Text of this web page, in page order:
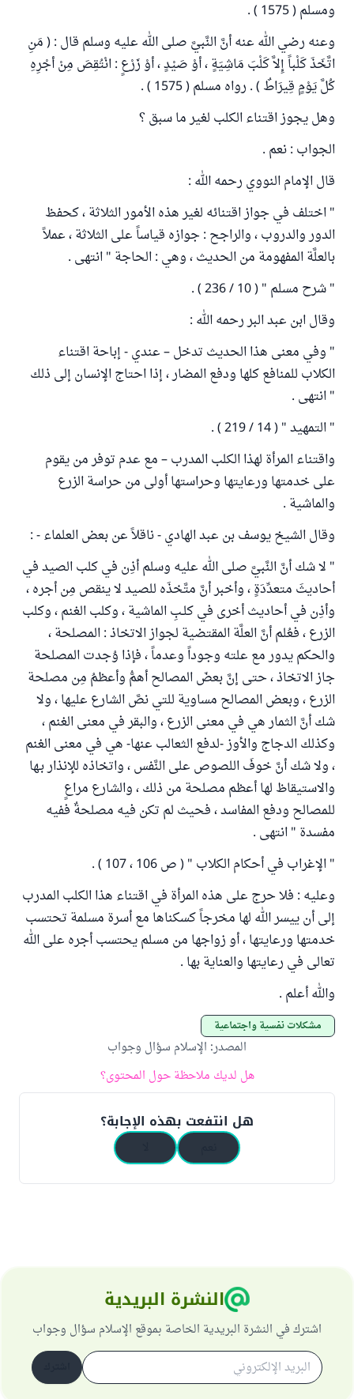
ومسلم ( 1575 ) .
وعنه رضي الله عنه أنَّ النَّبيَّ صلى الله عليه وسلم قال : ( مَنِ
اتَّخَذَ كَلْباً إِلاَّ كَلْبَ مَاشِيَةٍ ، أوْ صَيْدٍ ، أوْ زَرْعٍ : انْتُقِصَ مِنْ أجْرِهِ
كُلَّ يَوْمٍ قِيرَاطٌ ) . رواه مسلم ( 1575 ) .
وهل يجوز اقتناء الكلب لغير ما سبق ؟
الجواب : نعم .
قال الإمام النووي رحمه الله :
" اختلف في جواز اقتنائه لغير هذه الأمور الثلاثة ، كحفظ
الدور والدروب ، والراجح : جوازه قياساً على الثلاثة ، عملاً
بالعلَّة المفهومة من الحديث ، وهي : الحاجة " انتهى .
" شرح مسلم " ( 10 / 236 ) .
وقال ابن عبد البر رحمه الله :
" وفي معنى هذا الحديث تدخل – عندي - إباحة اقتناء
الكلاب للمنافع كلها ودفع المضار ، إذا احتاج الإنسان إلى ذلك
" انتهى .
" التمهيد " ( 14 / 219 ) .
واقتناء المرأة لهذا الكلب المدرب – مع عدم توفر من يقوم
على خدمتها ورعايتها وحراستها أولى من حراسة الزرع
والماشية .
وقال الشيخ يوسف بن عبد الهادي - ناقلاً عن بعض العلماء - :
" لا شك أنَّ النَّبيَّ صلى الله عليه وسلم أذِن في كلب الصيد في
أحاديثَ متعدِّدَةٍ ، وأخبر أنَّ متَّخذَه للصيد لا ينقص مِن أجره ،
وأذِن في أحاديث أخرى في كلـبِ الماشية ، وكلب الغنم ، وكلب
الزرع ، فعُلم أنَّ العلَّة المقتضية لجواز الاتخاذ : المصلحة ،
والحكم يدور مع علته وجوداً وعدماً ، فإذا وُجدت المصلحة
جاز الاتخاذ ، حتى إنَّ بعضَ المصالح أهمُّ وأعظمُ مِن مصلحة
الزرع ، وبعض المصالح مساوية للتي نصَّ الشارع عليها ، ولا
شك أنَّ الثمار هي في معنى الزرع ، والبقر في معنى الغنم ،
وكذلك الدجاج والأوز -لدفع الثعالب عنها- هي في معنى الغنم
، ولا شك أنَّ خوفَ اللصوص على النَّفس ، واتخاذه للإنذار بـها
والاستيقاظ لها أعظم مصلحة من ذلك ، والشارع مراعٍ
للمصالح ودفع المفاسد ، فحيث لم تكن فيه مصلحةٌ ففيه
مفسدة " انتهى .
" الإغراب في أحكام الكلاب " ( ص 106 ، 107 ) .
وعليه : فلا حرج على هذه المرأة في اقتناء هذا الكلب المدرب
إلى أن ييسر الله لها مخرجاً كسكناها مع أسرة مسلمة تحتسب
خدمتها ورعايتها ، أو زواجها من مسلم يحتسب أجره على الله
تعالى في رعايتها والعناية بها .
والله أعلم .
مشكلات نفسية واجتماعية
المصدر: الإسلام سؤال وجواب
هل لديك ملاحظة حول المحتوى؟
هل انتفعت بهذه الإجابة؟
النشرة البريدية
اشترك في النشرة البريدية الخاصة بموقع الإسلام سؤال وجواب